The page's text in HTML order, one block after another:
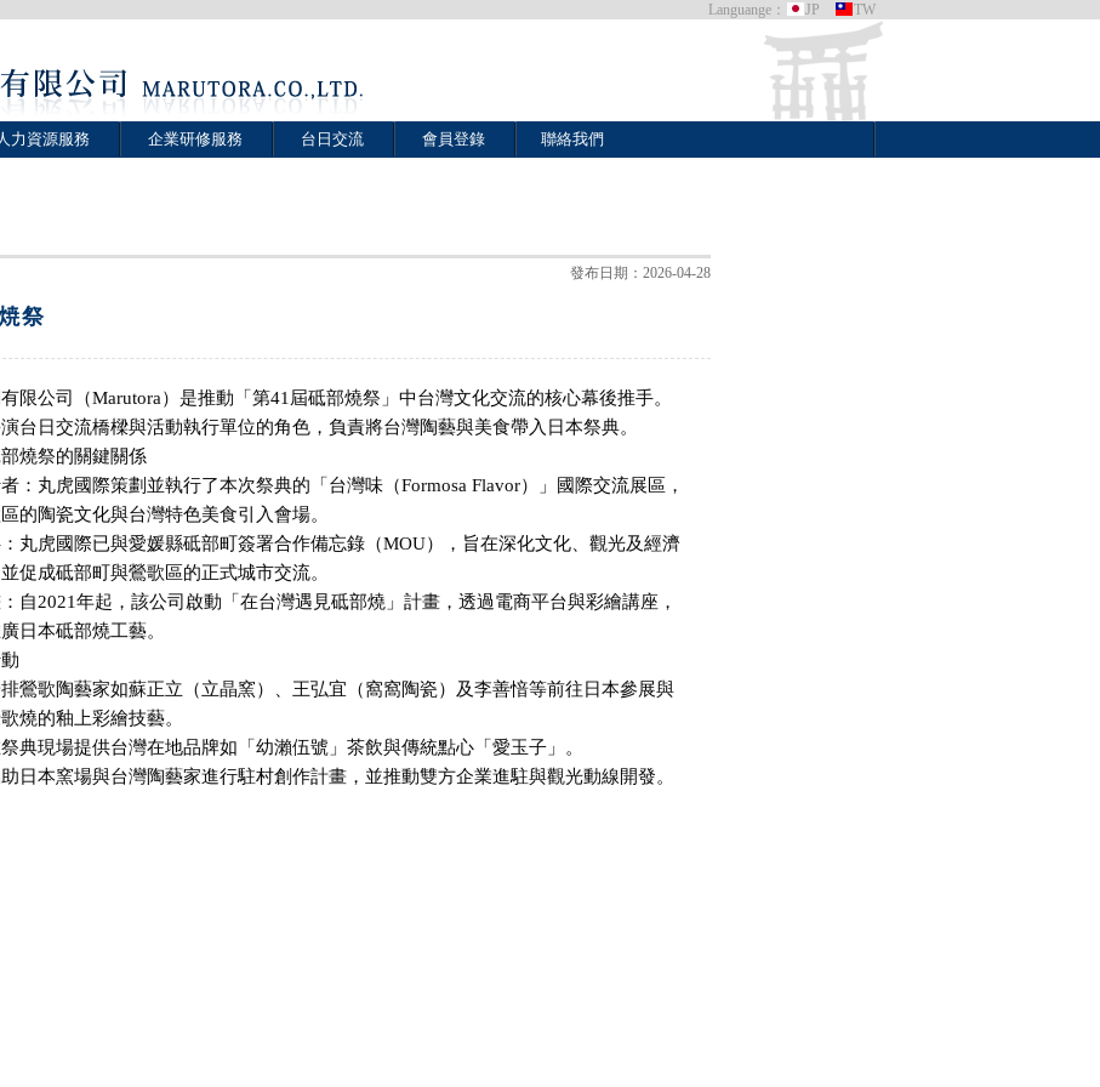
Languange： JP TW
力資源服務 企業研修服務 台日交流 會員登錄 聯絡我們
發布日期：2026-04-28
祭
限公司（Marutora）是推動「第41屆砥部燒祭」中台灣文化交流的核心幕後推手。
台日交流橋樑與活動執行單位的角色，負責將台灣陶藝與美食帶入日本祭典。
燒祭的關鍵關係
：丸虎國際策劃並執行了本次祭典的「台灣味（Formosa Flavor）」國際交流展區，
的陶瓷文化與台灣特色美食引入會場。
丸虎國際已與愛媛縣砥部町簽署合作備忘錄（MOU），旨在深化文化、觀光及經濟
促成砥部町與鶯歌區的正式城市交流。
自2021年起，該公司啟動「在台灣遇見砥部燒」計畫，透過電商平台與彩繪講座，
日本砥部燒工藝。
鶯歌陶藝家如蘇正立（立晶窯）、王弘宜（窩窩陶瓷）及李善愔等前往日本參展與
燒的釉上彩繪技藝。
典現場提供台灣在地品牌如「幼瀨伍號」茶飲與傳統點心「愛玉子」。
日本窯場與台灣陶藝家進行駐村創作計畫，並推動雙方企業進駐與觀光動線開發。